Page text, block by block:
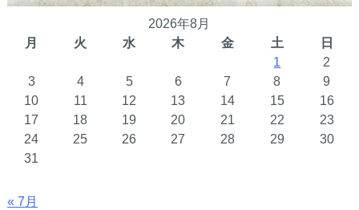
2026年8月
月
火 水 木 金 土
日
1
2
3
4 5 6 7 8
9
10
11 12 13 14 15
16
17
18 19 20 21 22
23
24
25 26 27 28 29
30
31
« 7月